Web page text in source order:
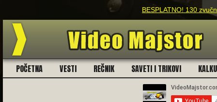
BESPLATNO! 130
POČETNA VESTI REČNIK SAVETI I TRIKOVI